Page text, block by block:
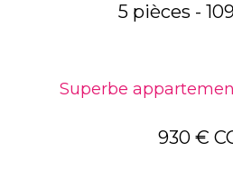
5 pièces -
Superbe
930 €